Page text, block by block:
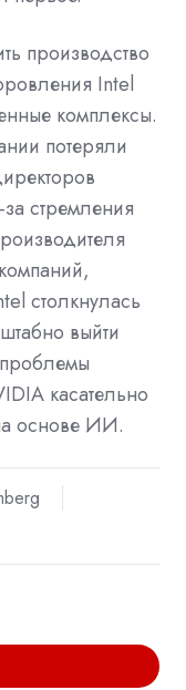
производство
Intel
комплексы.
потеряли
стремления
столкнулась
выйти
касательно
основе ИИ.